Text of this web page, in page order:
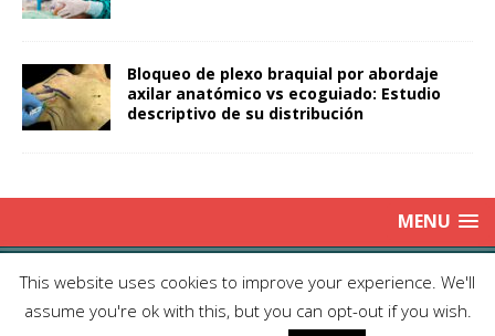
Bloqueo de plexo braquial por abordaje
axilar anatómico vs ecoguiado: Estudio
descriptivo de su distribución
MENU
Copyright © 2025 | Publicación Oficial de la Sociedad de Médicos
Anestesiólogos de Chile| Enviar Email
| Producción: Editorial Iku
Ltda.| This work is licensed under Creative Commons Attribution 4.0
This website uses cookies to improve your experience. We'll
assume you're ok with this, but you can opt-out if you wish.